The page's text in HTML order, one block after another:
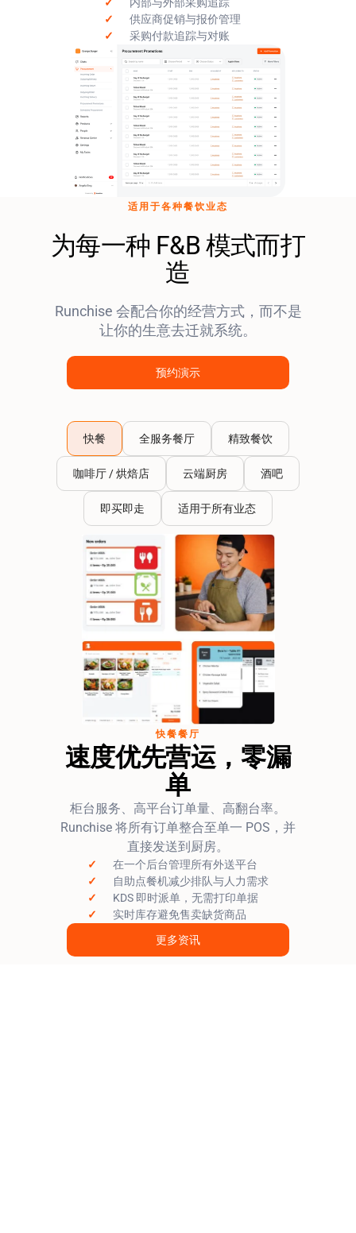
✓
供应商促销与报价管理
✓
采购付款追踪与对账
适用于各种餐饮业态
为每一种 F&B 模式而打
造
Runchise 会配合你的经营方式，而不是
让你的生意去迁就系统。
预约演示
快餐 全服务餐厅 精致餐饮
咖啡厅 / 烘焙店 云端厨房 酒吧
即买即走 适用于所有业态
快餐餐厅
速度优先营运，零漏
单
柜台服务、高平台订单量、高翻台率。
Runchise 将所有订单整合至单一 POS，并
直接发送到厨房。
✓
在一个后台管理所有外送平台
✓
自助点餐机减少排队与人力需求
✓
KDS 即时派单，无需打印单据
✓
实时库存避免售卖缺货商品
更多资讯